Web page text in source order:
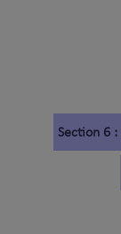
Section 6 :